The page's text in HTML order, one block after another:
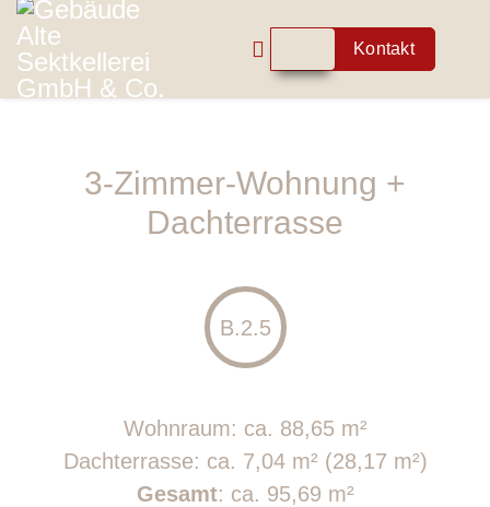
Kontakt
3-Zimmer-Wohnung +
Dachterrasse
B.2.5
Wohnraum: ca. 88,65 m²
Dachterrasse: ca. 7,04 m² (28,17 m²)
Gesamt: ca. 95,69 m²